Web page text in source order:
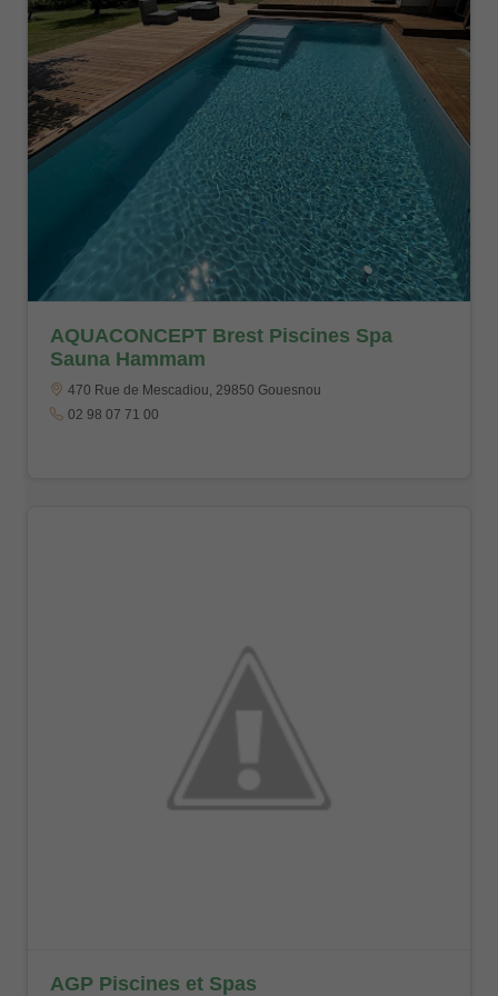
AQUACONCEPT Brest Piscines Spa
Sauna Hammam
470 Rue de Mescadiou, 29850 Gouesnou
02 98 07 71 00
AGP Piscines et Spas